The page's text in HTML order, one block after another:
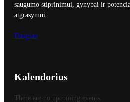
saugumo stiprinimui, gynybai ir
atgrasymui.
Daugiau
Kalendorius
There are no upcoming events.